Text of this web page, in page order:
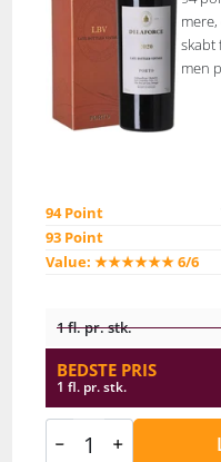
skabt
men
94 Point
93 Point
Value: ★★★★★★ 6/6
1 fl. pr. stk.
BEDSTE PRIS
1 fl. pr. stk.